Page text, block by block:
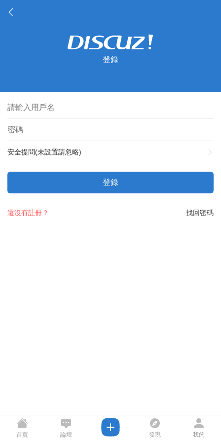
登錄
安全提問(未設置請忽略)
登錄
找回密碼
還沒有註冊？
首頁 論壇 發現 我的